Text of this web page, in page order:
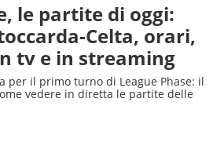
le partite di oggi:
Celta, orari,
tv e in streaming
per il primo turno di League Phase: il
vedere in diretta le partite delle